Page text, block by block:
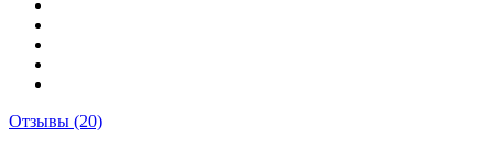
Отзывы (20)